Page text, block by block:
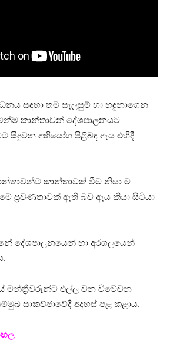
සඳහා තම සැලසුම් හා හඳුනාගෙන
කාන්තාවන් දේශපාලනයට
සිදුවන අභියෝග පිළිබඳ ඇය එහිදී
කාන්තාවක් වීම නිසා ම
ප්‍රවණතාවක් ඇති බව ඇය කියා සිටියා
දේශපාලනයෙන් හා අරගලයෙන්
මන්ත්‍රීවරුන්ට එල්ල වන විවේචන
සාකච්ඡාවේදී අදහස් පළ කළාය.